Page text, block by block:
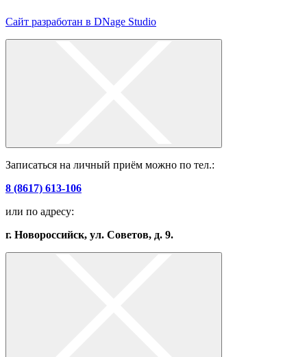
Сайт разработан в DNage Studio
Записаться на личный приём можно по тел.:
8 (8617) 613-106
или по адресу:
г. Новороссийск, ул. Советов, д. 9.